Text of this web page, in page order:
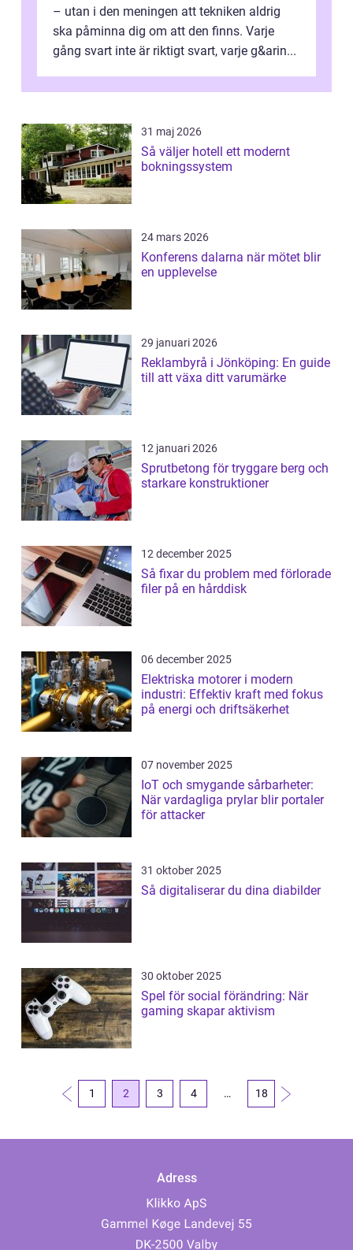
– utan i den meningen att tekniken aldrig
ska påminna dig om att den finns. Varje
gång svart inte är riktigt svart, varje g&arin...
31 maj 2026
Så väljer hotell ett modernt
bokningssystem
24 mars 2026
Konferens dalarna när mötet blir
en upplevelse
29 januari 2026
Reklambyrå i Jönköping: En guide
till att växa ditt varumärke
12 januari 2026
Sprutbetong för tryggare berg och
starkare konstruktioner
12 december 2025
Så fixar du problem med förlorade
filer på en hårddisk
06 december 2025
Elektriska motorer i modern
industri: Effektiv kraft med fokus
på energi och driftsäkerhet
07 november 2025
IoT och smygande sårbarheter:
När vardagliga prylar blir portaler
för attacker
31 oktober 2025
Så digitaliserar du dina diabilder
30 oktober 2025
Spel för social förändring: När
gaming skapar aktivism
1 2 3 4 … 18
Adress